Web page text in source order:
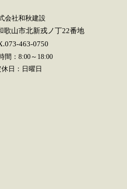
会社和秋建設
山市北新戎ノ丁22番地
463-0750
間：8:00～18:00
休日：日曜日